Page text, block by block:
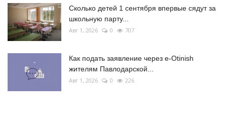
Сколько детей 1 сентября впервые сядут за
школьную парту...
Авг 1, 2026 0 707
Как подать заявление через e-Otinish
жителям Павлодарской...
Авг 1, 2026 0 226